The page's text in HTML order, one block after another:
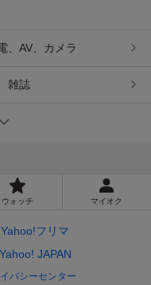
、AV、カメラ
雑誌
ウォッチ マイオク
Yahoo!フリマ
Yahoo! JAPAN
バシーセンター